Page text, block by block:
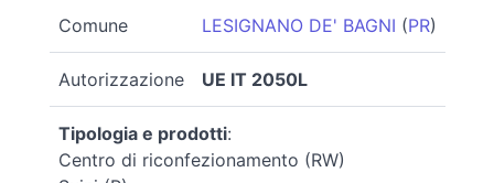
Comune LESIGNANO DE' BAGNI (PR)
Autorizzazione UE IT 2050L
Tipologia e prodotti:
Centro di riconfezionamento (RW)